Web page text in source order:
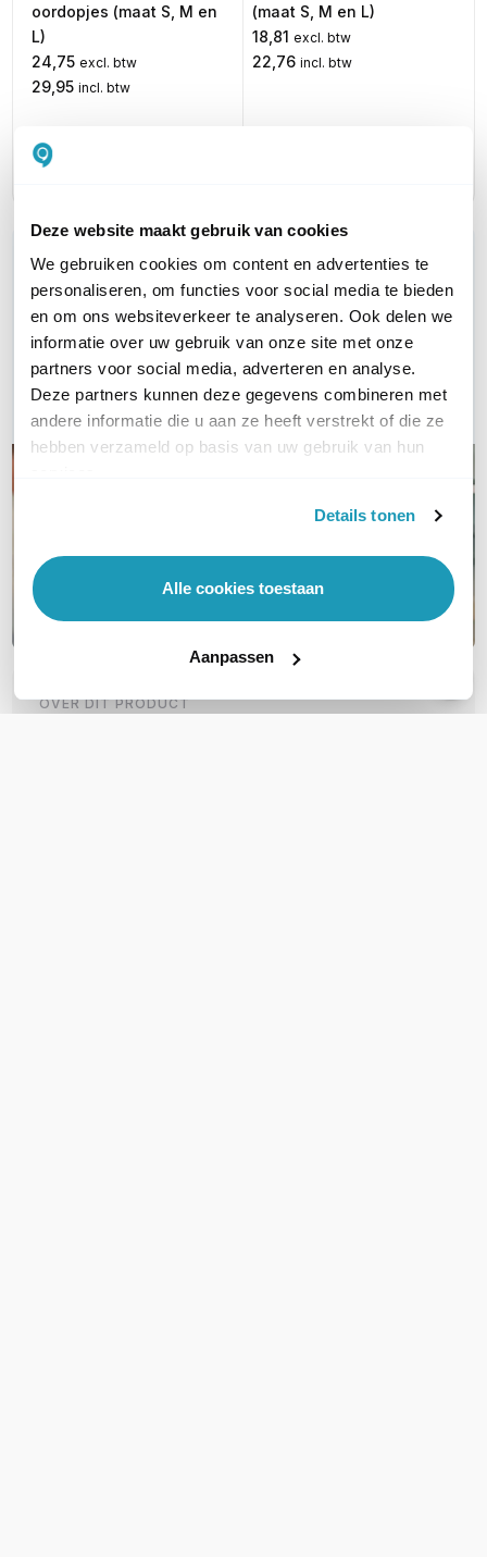
Deze website maakt gebruik van cookies
We gebruiken cookies om content en advertenties te
personaliseren, om functies voor social media te bieden
en om ons websiteverkeer te analyseren. Ook delen we
informatie over uw gebruik van onze site met onze
partners voor social media, adverteren en analyse.
Deze partners kunnen deze gegevens combineren met
andere informatie die u aan ze heeft verstrekt of die ze
hebben verzameld op basis van uw gebruik van hun
Details tonen
Alle cookies toestaan
Aanpassen
MATERIAAL OORKUSSEN
oordopjes (maat S, M en
L)
24,75 excl. btw
29,95 incl. btw
Siliconen
(maat S, M en L)
18,81 excl. btw
22,76 incl. btw
WIL JIJ ADVIES OP MAAT?
Vraag het onze experts!
Bel ons
E-mail
OVER DIT PRODUCT